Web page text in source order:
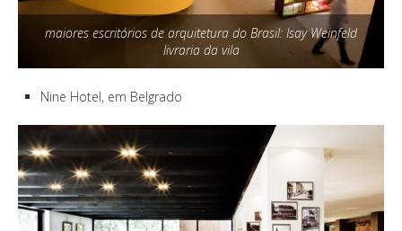
maiores escritórios de arquitetura do Brasil: Isay Weinfeld
livraria da vila
Nine Hotel, em Belgrado